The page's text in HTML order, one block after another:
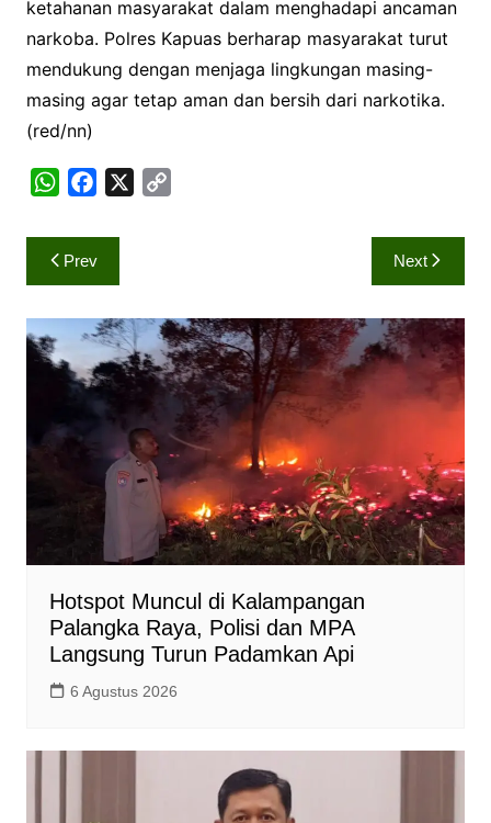
ketahanan masyarakat dalam menghadapi ancaman
narkoba. Polres Kapuas berharap masyarakat turut
mendukung dengan menjaga lingkungan masing-
masing agar tetap aman dan bersih dari narkotika.
(red/nn)
W
a
t
A
p
c
e
o
o
k
i
n
k
Navigasi
pos
Prev Next
Hotspot Muncul di Kalampangan
Palangka Raya, Polisi dan MPA
Langsung Turun Padamkan Api
6 Agustus 2026